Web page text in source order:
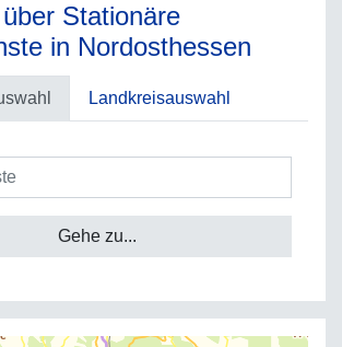
Stationäre
in Nordosthessen
Landkreisauswahl
Gehe zu...